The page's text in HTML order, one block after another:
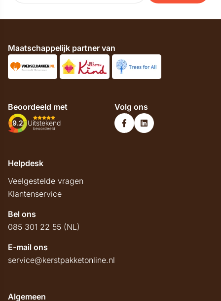
Maatschappelijk partner van
Beoordeeld met
9.2 Uitstekend
beoordeeld
Volg ons
Helpdesk
Veelgestelde vragen
Klantenservice
Bel ons
085 301 22 55 (NL)
E-mail ons
service@kerstpakketonline.nl
Algemeen